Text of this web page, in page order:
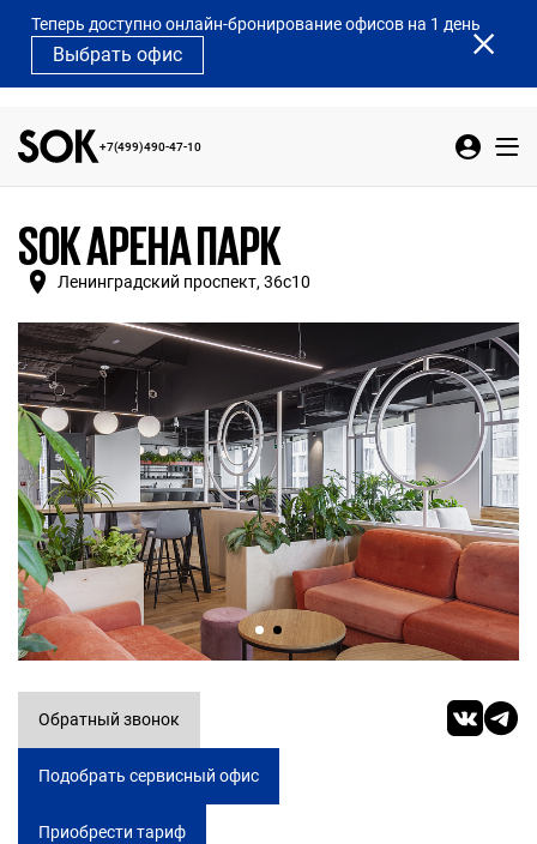
Теперь доступно онлайн-бронирование офисов на 1 день
Выбрать офис
+7(499)490-47-10
SOK АРЕНА ПАРК
Ленинградский проспект, 36с10
Обратный звонок
Подобрать сервисный офис
Приобрести тариф